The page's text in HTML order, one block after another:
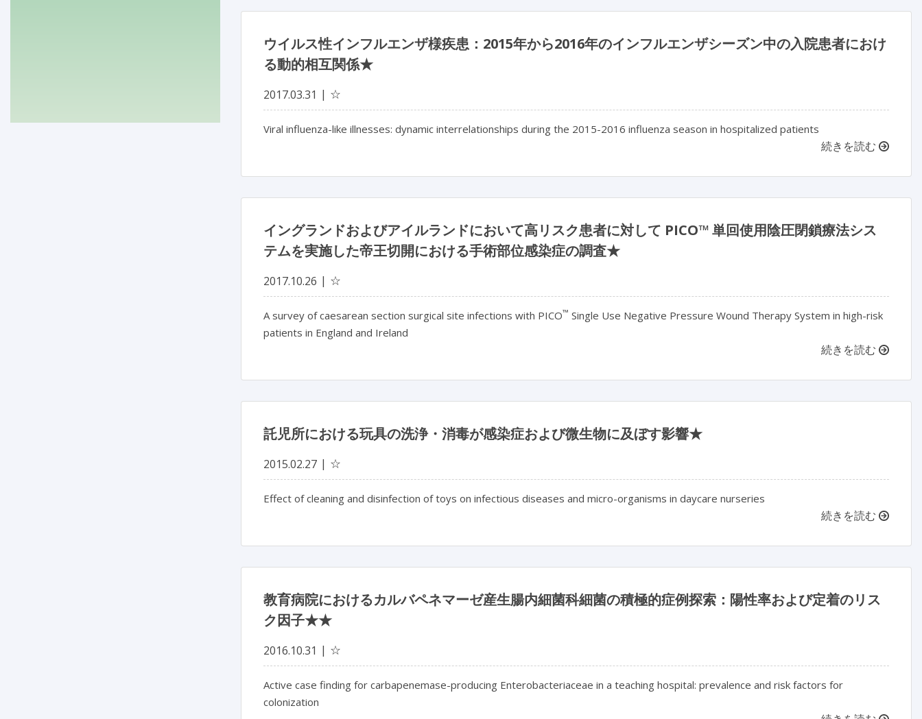
ウイルス性インフルエンザ様疾患：2015年から2016年のインフルエンザシーズン中の入院患者におけ
る動的相互関係★
2017.03.31 ☆
Viral influenza-like illnesses: dynamic interrelationships during the 2015-2016 influenza season in hospitalized patients
続きを読む
イングランドおよびアイルランドにおいて高リスク患者に対して PICO™ 単回使用陰圧閉鎖療法シス
テムを実施した帝王切開における手術部位感染症の調査★
2017.10.26 ☆
A survey of caesarean section surgical site infections with PICO™ Single Use Negative Pressure Wound Therapy System in high-risk
patients in England and Ireland
続きを読む
託児所における玩具の洗浄・消毒が感染症および微生物に及ぼす影響★
2015.02.27 ☆
Effect of cleaning and disinfection of toys on infectious diseases and micro-organisms in daycare nurseries
続きを読む
教育病院におけるカルバペネマーゼ産生腸内細菌科細菌の積極的症例探索：陽性率および定着のリス
ク因子★★
2016.10.31 ☆
Active case finding for carbapenemase-producing Enterobacteriaceae in a teaching hospital: prevalence and risk factors for
colonization